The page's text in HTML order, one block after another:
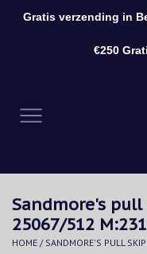
Kleding
Accessoires
Sandmore's
25067/512
HOME / SANDMORE'S PULL
Gratis verzending in
€250